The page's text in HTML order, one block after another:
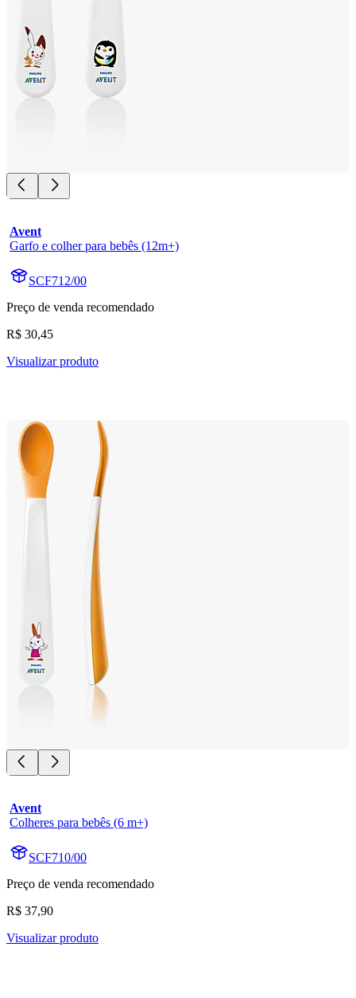
Avent
Garfo e colher para bebês (12m+)
SCF712/00
Preço de venda recomendado
R$ 30,45
Visualizar produto
Avent
Colheres para bebês (6 m+)
SCF710/00
Preço de venda recomendado
R$ 37,90
Visualizar produto